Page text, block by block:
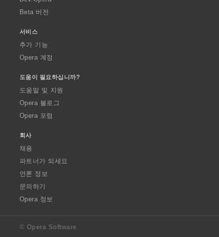
Beta 버전
서비스
추가 기능
Opera 계정
도움이 필요하십니까?
도움말 및 지원
Opera 블로그
Opera 포럼
회사
채용
파트너가 되세요
언론 정보
문의하기
Opera 정보
© Opera Software